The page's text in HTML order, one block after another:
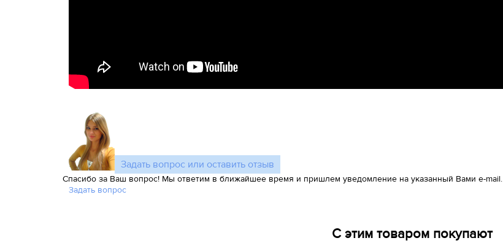
Задать вопрос или оставить отзыв
Спасибо за Ваш вопрос! Мы ответим в ближайшее время и пришлем уведомление на указанный Вами e-mail.
Задать вопрос
С этим товаром покупают